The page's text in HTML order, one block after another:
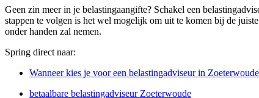
Geen zin meer in je belastingaangifte? Schakel een
stappen te volgen is het wel mogelijk om uit te komen bij de
onder handen zal nemen.
Spring direct naar:
Wanneer kies je voor een belastingadviseur in Zoeterwoude
betaalbare belastingadviseur Zoeterwoude